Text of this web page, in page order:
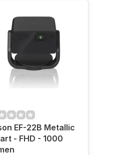
EF-22B Metallic
- FHD - 1000